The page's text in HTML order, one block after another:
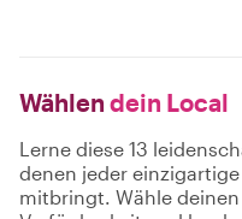
Wählen dein Local
Lerne diese 13
denen jeder
mitbringt. Wähle